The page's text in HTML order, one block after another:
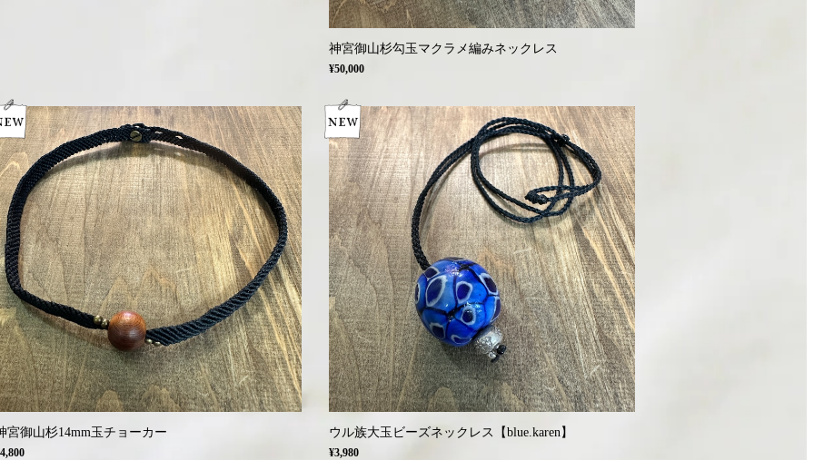
神宮御山杉勾玉マクラメ編みネックレス
¥50,000
宮御山杉14mm玉チョーカー ウル族大玉ビーズネックレス【blue.karen】
¥3,980